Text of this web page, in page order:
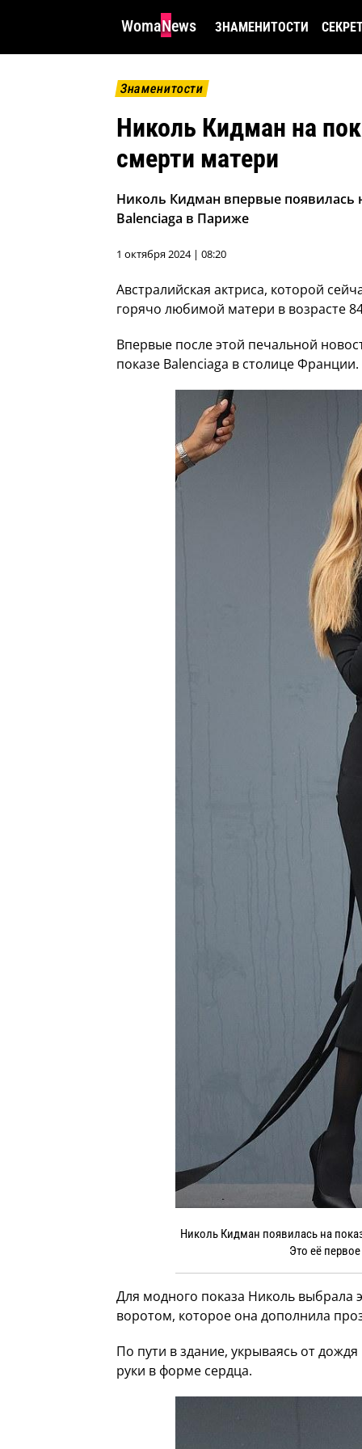
WomaNews ЗНАМЕНИТОСТИ
Знаменитости
Николь Кидман на
смерти матери
Николь Кидман впервые появилась
Balenciaga в Париже
1 октября 2024 | 08:20
Австралийская актриса, которой
горячо любимой матери в возрасте
Впервые после этой печальной
показе Balenciaga в столице Франции.
Николь Кидман появилась на
Это её
Для модного показа Николь выбрала
воротом, которое она дополнила
По пути в здание, укрываясь от
руки в форме сердца.